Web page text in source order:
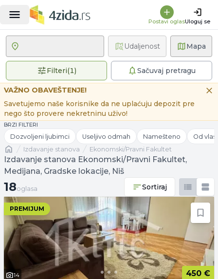
Postavi oglasUloguj se
Mapa
Filteri(1)1 primenjen filterSačuvaj pretragu
Udaljenost
VAŽNO OBAVEŠTENJE!
Savetujemo naše korisnike da ne uplaćuju depozit pre
nego što provere nekretninu uživo!
BRZI FILTERI
Dozvoljeni ljubimci Useljivo odmah Namešteno Od
Naslovnaizdavanje stanova Ekonomski/Pravni Fakultet
Izdavanje stanova Ekonomski/Pravni Fakultet,
Medijana, Gradske lokacije, Niš
18 oglasa
18oglasa Sortiraj
PREMIJUM
14
450 €